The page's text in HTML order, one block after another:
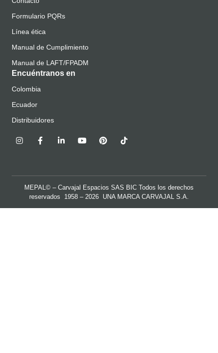
Formulario PQRs
Línea ética
Manual de Cumplimiento
Manual de LAFT/FPADM
Encuéntranos en
Colombia
Ecuador
Distribuidores
MEPAL© – Carvajal Espacios SAS BIC Todos los derechos
reservados 1958 – 2026 UNA MARCA CARVAJAL S.A.